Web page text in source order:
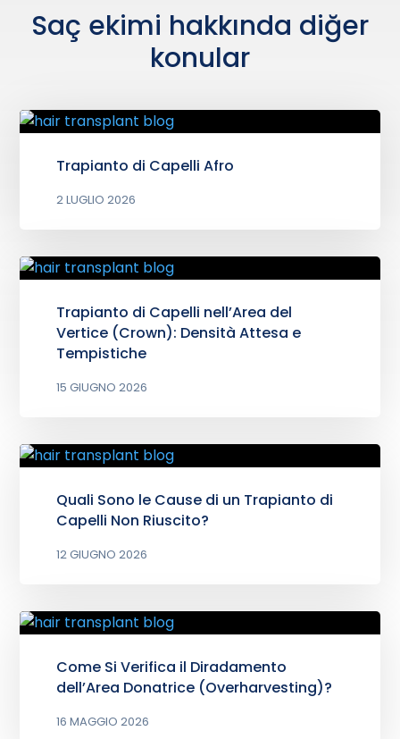
Saç ekimi hakkında diğer
konular
Trapianto di Capelli Afro
2 LUGLIO 2026
Trapianto di Capelli nell’Area del
Vertice (Crown): Densità Attesa e
Tempistiche
15 GIUGNO 2026
Quali Sono le Cause di un Trapianto di
Capelli Non Riuscito?
12 GIUGNO 2026
Come Si Verifica il Diradamento
dell’Area Donatrice (Overharvesting)?
16 MAGGIO 2026